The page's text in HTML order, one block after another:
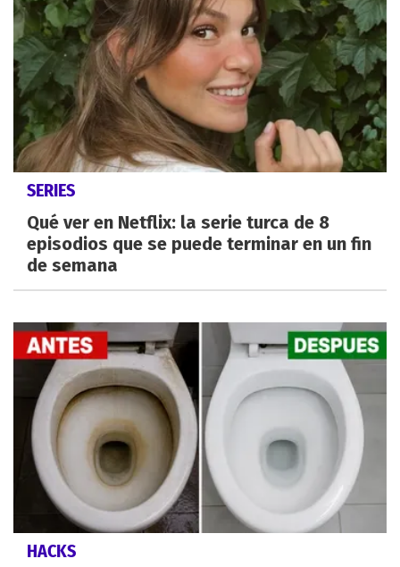
SERIES
Qué ver en Netflix: la serie turca de 8
episodios que se puede terminar en un fin
de semana
HACKS